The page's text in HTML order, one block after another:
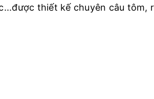
thiết kế chuyên câu tôm,